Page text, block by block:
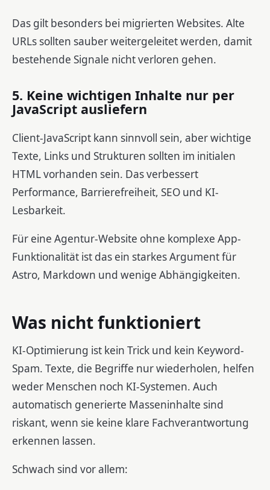
Das gilt besonders bei migrierten Websites. Alte
URLs sollten sauber weitergeleitet werden, damit
bestehende Signale nicht verloren gehen.
5. Keine wichtigen Inhalte nur per
JavaScript ausliefern
Client-JavaScript kann sinnvoll sein, aber wichtige
Texte, Links und Strukturen sollten im initialen
HTML vorhanden sein. Das verbessert
Performance, Barrierefreiheit, SEO und KI-
Lesbarkeit.
Für eine Agentur-Website ohne komplexe App-
Funktionalität ist das ein starkes Argument für
Astro, Markdown und wenige Abhängigkeiten.
Was nicht funktioniert
KI-Optimierung ist kein Trick und kein Keyword-
Spam. Texte, die Begriffe nur wiederholen, helfen
weder Menschen noch KI-Systemen. Auch
automatisch generierte Masseninhalte sind
riskant, wenn sie keine klare Fachverantwortung
erkennen lassen.
Schwach sind vor allem: